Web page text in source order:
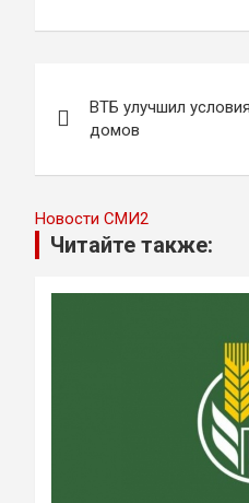
по
записям
ВТБ улучшил
домов
Новости СМИ2
Читайте также: